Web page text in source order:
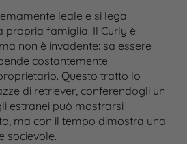
leale e si lega
famiglia. Il Curly è
non è invadente: sa essere
costantemente
Questo tratto lo
di retriever, conferendogli un
estranei può mostrarsi
ma con il tempo dimostra una
socievole.